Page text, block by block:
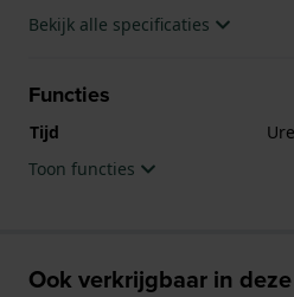
Bekijk alle specificaties
Functies
Tijd
Toon functies
Ook verkrijgbaar in